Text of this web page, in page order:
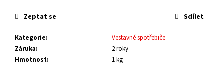
Měrná
cena:
Kategorie:
Vestavné spotřebiče
Záruka:
2 roky
Hmotnost:
1 kg
Zeptat se Sdílet
p
o
u
u